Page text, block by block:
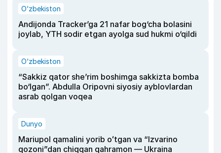
O‘zbekiston
Andijonda Tracker’ga 21 nafar bog‘cha bolasini
joylab, YTH sodir etgan ayolga sud hukmi o‘qildi
O‘zbekiston
“Sakkiz qator she’rim boshimga sakkizta bomba
bo‘lgan”. Abdulla Oripovni siyosiy ayblovlardan
asrab qolgan voqea
Dunyo
Mariupol qamalini yorib oʻtgan va “Izvarino
qozoni”dan chiqqan qahramon — Ukraina